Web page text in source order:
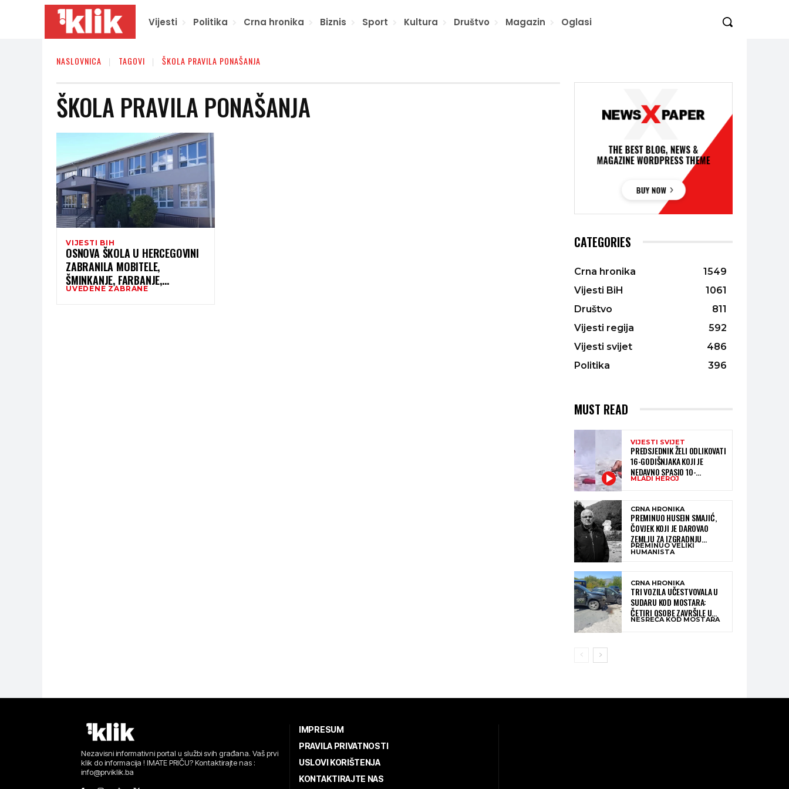
Vijesti Politika Crna hronika Biznis Sport Kultura Društvo Magazin Oglasi
NASLOVNICA TAGOVI ŠKOLA PRAVILA PONAŠANJA
ŠKOLA PRAVILA PONAŠANJA
VIJESTI BIH
OSNOVA ŠKOLA U HERCEGOVINI
ZABRANILA MOBITELE,
ŠMINKANJE, FARBANJE,
LAKIRANJE NOKTIJU…
UVEDENE ZABRANE
CATEGORIES
Crna hronika
1549
Vijesti BiH
1061
Društvo
811
Vijesti regija
592
Vijesti svijet
486
Politika
396
MUST READ
VIJESTI SVIJET
PREDSJEDNIK ŽELI ODLIKOVATI
16-GODIŠNJAKA KOJI JE
NEDAVNO SPASIO 10-
GODIŠNJEG DJEČAKA IZ
MLADI HEROJ
CRNA HRONIKA
PREMINUO HUSEIN SMAJIĆ,
ČOVJEK KOJI JE DAROVAO
ZEMLJU ZA IZGRADNJU
KATOLIČKE CRKVE U BUGOJNU
PREMINUO VELIKI
HUMANISTA
CRNA HRONIKA
TRI VOZILA UČESTVOVALA U
SUDARU KOD MOSTARA:
ČETIRI OSOBE ZAVRŠILE U
BOLNICI
NESREĆA KOD MOSTARA
Nezavisni informativni portal u službi svih građana. Vaš prvi
klik do informacija ! IMATE PRIČU? Kontaktirajte nas :
info@prviklik.ba
IMPRESUM
PRAVILA PRIVATNOSTI
USLOVI KORIŠTENJA
KONTAKTIRAJTE NAS